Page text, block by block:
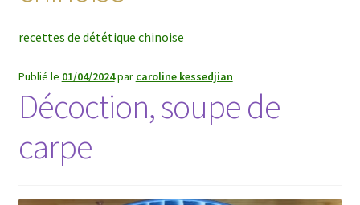
recettes de dététique chinoise
Publié le 01/04/2024par caroline kessedjian
Décoction, soupe de
carpe